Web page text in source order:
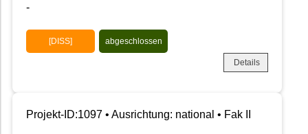
-
[DISS] abgeschlossen
Details
Projekt-ID:1097 • Ausrichtung: national • Fak II